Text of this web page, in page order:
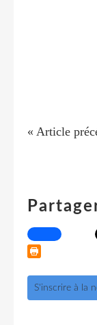
« Article
S'inscrire à la